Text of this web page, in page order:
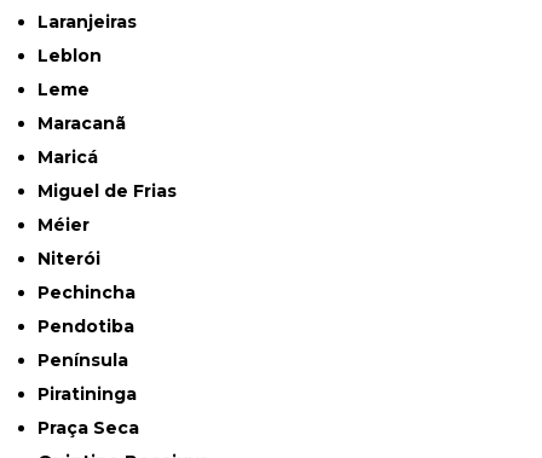
Laranjeiras
Leblon
Leme
Maracanã
Maricá
Miguel de Frias
Méier
Niterói
Pechincha
Pendotiba
Península
Piratininga
Praça Seca